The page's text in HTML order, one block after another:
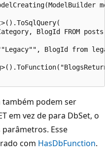
BlogId FROM posts
BlogId from
também podem ser
em vez de para DbSet, o
Esse
com HasDbFunction.